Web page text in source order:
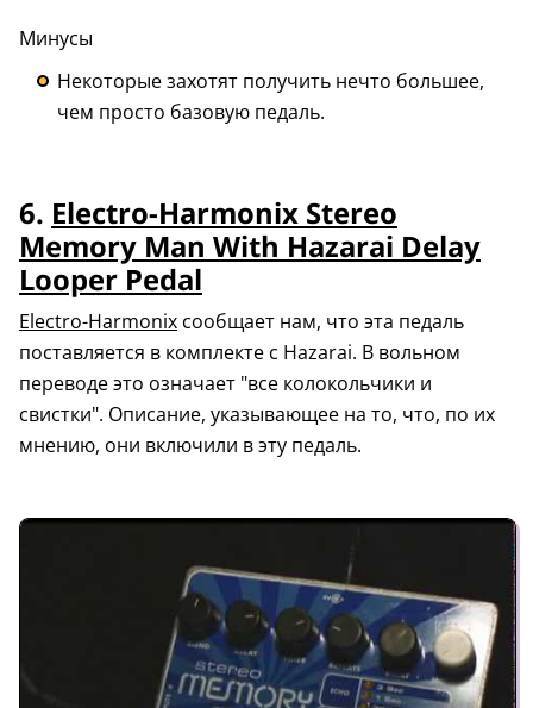
Минусы
Некоторые захотят получить нечто большее,
чем просто базовую педаль.
6. Electro-Harmonix Stereo
Memory Man With Hazarai Delay
Looper Pedal
Electro-Harmonix сообщает нам, что эта педаль
поставляется в комплекте с Hazarai. В вольном
переводе это означает "все колокольчики и
свистки". Описание, указывающее на то, что, по их
мнению, они включили в эту педаль.